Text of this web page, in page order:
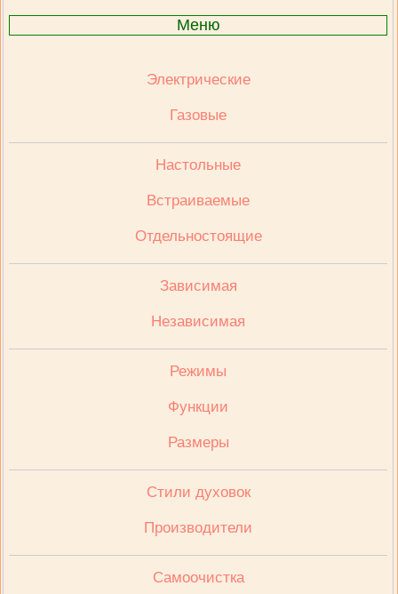
Меню
Электрические
Газовые
Настольные
Встраиваемые
Отдельностоящие
Зависимая
Независимая
Режимы
Функции
Размеры
Стили духовок
Производители
Cамоочистка